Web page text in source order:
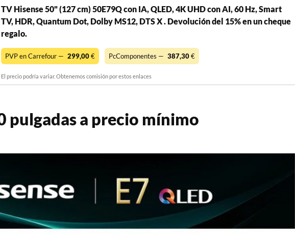
TV Hisense 50" (127 cm) 50E79Q con IA, QLED, 4K UHD con AI, 60 Hz, Smart
TV, HDR, Quantum Dot, Dolby MS12, DTS X . Devolución del 15% en un cheque
regalo.
PVP en Carrefour — 299,00€ PcComponentes — 387,30€
El precio podría variar. Obtenemos comisión por estos enlaces
pulgadas a precio mínimo